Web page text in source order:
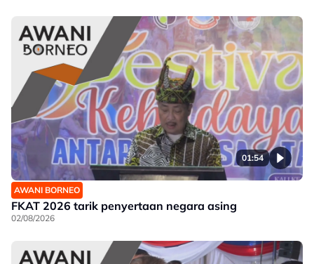
01:54
AWANI BORNEO
FKAT 2026 tarik penyertaan negara asing
02/08/2026